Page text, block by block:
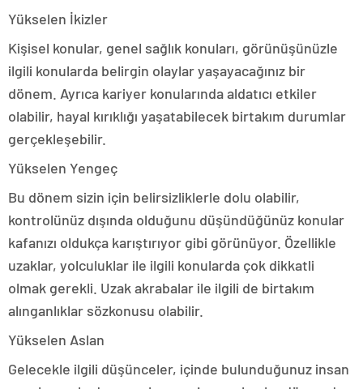
Yükselen İkizler
Kişisel konular, genel sağlık konuları, görünüşünüzle
ilgili konularda belirgin olaylar yaşayacağınız bir
dönem. Ayrıca kariyer konularında aldatıcı etkiler
olabilir, hayal kırıklığı yaşatabilecek birtakım durumlar
gerçekleşebilir.
Yükselen Yengeç
Bu dönem sizin için belirsizliklerle dolu olabilir,
kontrolünüz dışında olduğunu düşündüğünüz konular
kafanızı oldukça karıştırıyor gibi görünüyor. Özellikle
uzaklar, yolculuklar ile ilgili konularda çok dikkatli
olmak gerekli. Uzak akrabalar ile ilgili de birtakım
alınganlıklar sözkonusu olabilir.
Yükselen Aslan
Gelecekle ilgili düşünceler, içinde bulunduğunuz insan